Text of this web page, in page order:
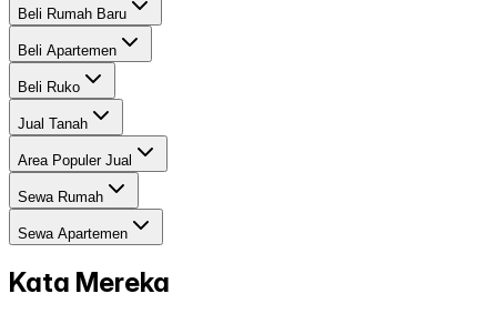
Beli Rumah Baru
Beli Apartemen
Beli Ruko
Jual Tanah
Area Populer Jual
Sewa Rumah
Sewa Apartemen
Kata Mereka